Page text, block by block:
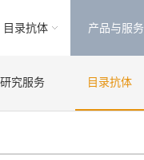
目录抗体 产品与服务
究服务 目录抗体